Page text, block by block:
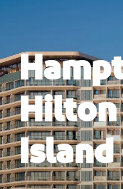
Dinge zu tun
Reise planen
🇩🇪 DE
Island